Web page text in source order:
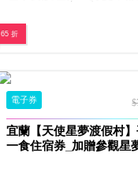
65 折
電子券
宜蘭【天使星夢渡假村
一食住宿券_加贈參觀星